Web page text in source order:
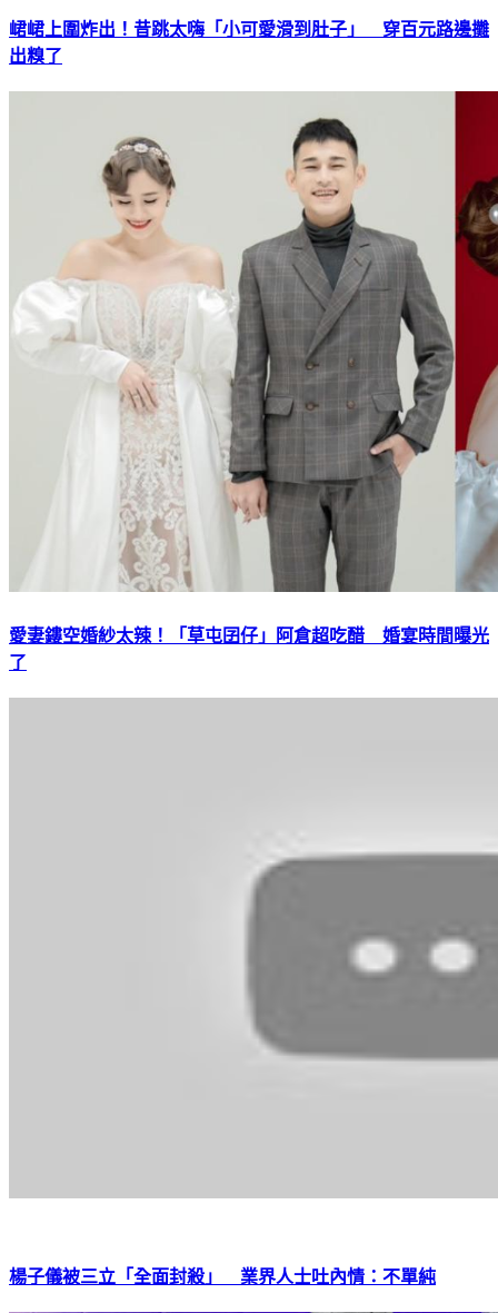
峮峮上圍炸出！昔跳太嗨「小可愛滑到肚子」 穿百元路邊攤
出糗了
愛妻鏤空婚紗太辣！「草屯囝仔」阿倉超吃醋 婚宴時間曝光
了
楊子儀被三立「全面封殺」 業界人士吐內情：不單純